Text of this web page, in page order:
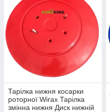
Тарілка нижня косарки
роторної Wirax Тарілка
змінна нижня Диск нижній